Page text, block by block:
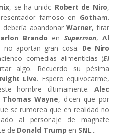
, se ha unido Robert de Niro,
famoso en Gotham.
debería abandonarWarner, tirar
Brando en Superman, Al
no aportan gran cosa. De Niro
comedias alimenticias (El
algo. Recuerdo su pésima
Live. Espero equivocarme,
hombre últimamente. Alec
Thomas Wayne, dicen que por
se rumorea que en realidad no
al personaje de magnate
de Donald Trump en SNL...